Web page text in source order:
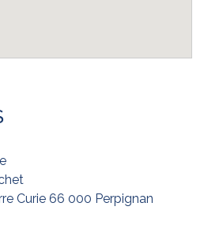
Curie 66 000 Perpignan